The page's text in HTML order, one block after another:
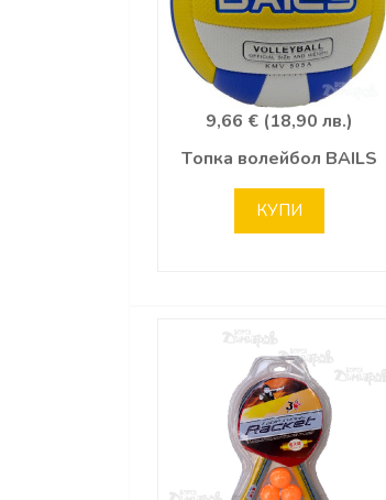
9,66 € (18,90 лв.)
Тoпка волейбол BAILS
КУПИ